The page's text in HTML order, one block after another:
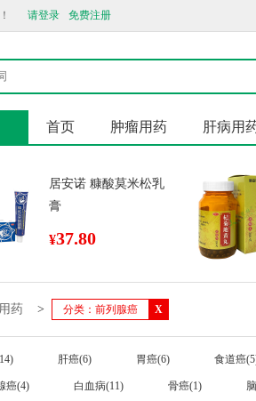
请登录 免费注册
首页 肿瘤用药 肝病用
居安诺 糠酸莫米松乳
膏
¥37.80
药 > 分类：前列腺癌 X
肝癌(6) 胃癌(6) 食道癌
癌(4) 白血病(11) 骨癌(1)